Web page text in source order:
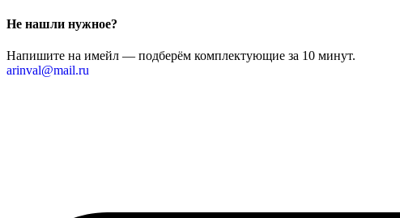
Не нашли нужное?
Напишите на имейл — подберём комплектующие за 10 минут.
arinval@mail.ru